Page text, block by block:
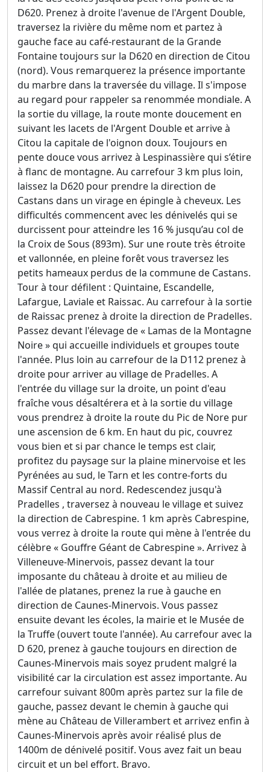
D620. Prenez à droite l'avenue de l'Argent Double,
traversez la rivière du même nom et partez à
gauche face au café-restaurant de la Grande
Fontaine toujours sur la D620 en direction de Citou
(nord). Vous remarquerez la présence importante
du marbre dans la traversée du village. Il s'impose
au regard pour rappeler sa renommée mondiale. A
la sortie du village, la route monte doucement en
suivant les lacets de l'Argent Double et arrive à
Citou la capitale de l'oignon doux. Toujours en
pente douce vous arrivez à Lespinassière qui s’étire
à flanc de montagne. Au carrefour 3 km plus loin,
laissez la D620 pour prendre la direction de
Castans dans un virage en épingle à cheveux. Les
difficultés commencent avec les dénivelés qui se
durcissent pour atteindre les 16 % jusqu’au col de
la Croix de Sous (893m). Sur une route très étroite
et vallonnée, en pleine forêt vous traversez les
petits hameaux perdus de la commune de Castans.
Tour à tour défilent : Quintaine, Escandelle,
Lafargue, Laviale et Raissac. Au carrefour à la sortie
de Raissac prenez à droite la direction de Pradelles.
Passez devant l'élevage de « Lamas de la Montagne
Noire » qui accueille individuels et groupes toute
l'année. Plus loin au carrefour de la D112 prenez à
droite pour arriver au village de Pradelles. A
l'entrée du village sur la droite, un point d'eau
fraîche vous désaltérera et à la sortie du village
vous prendrez à droite la route du Pic de Nore pur
une ascension de 6 km. En haut du pic, couvrez
vous bien et si par chance le temps est clair,
profitez du paysage sur la plaine minervoise et les
Pyrénées au sud, le Tarn et les contre-forts du
Massif Central au nord. Redescendez jusqu'à
Pradelles , traversez à nouveau le village et suivez
la direction de Cabrespine. 1 km après Cabrespine,
vous verrez à droite la route qui mène à l'entrée du
célèbre « Gouffre Géant de Cabrespine ». Arrivez à
Villeneuve-Minervois, passez devant la tour
imposante du château à droite et au milieu de
l'allée de platanes, prenez la rue à gauche en
direction de Caunes-Minervois. Vous passez
ensuite devant les écoles, la mairie et le Musée de
la Truffe (ouvert toute l'année). Au carrefour avec la
D 620, prenez à gauche toujours en direction de
Caunes-Minervois mais soyez prudent malgré la
visibilité car la circulation est assez importante. Au
carrefour suivant 800m après partez sur la file de
gauche, passez devant le chemin à gauche qui
mène au Château de Villerambert et arrivez enfin à
Caunes-Minervois après avoir réalisé plus de
1400m de dénivelé positif. Vous avez fait un beau
circuit et un bel effort. Bravo.